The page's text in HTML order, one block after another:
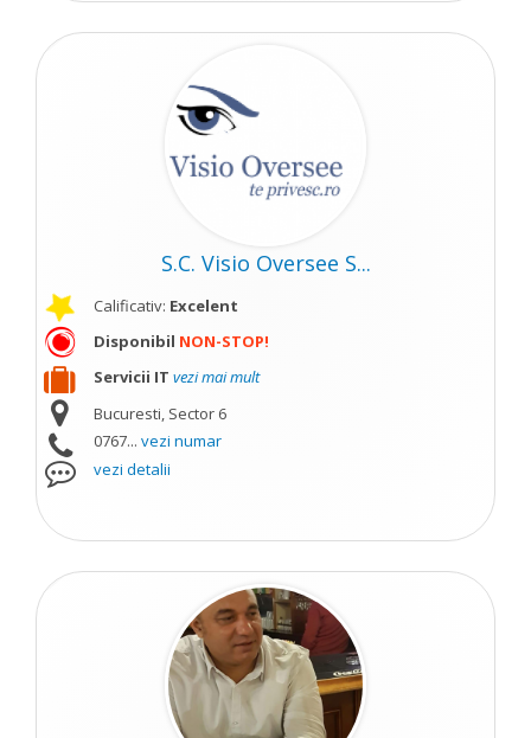
S.C. Visio Oversee S...
Calificativ: Excelent
Disponibil NON-STOP!
Servicii IT vezi mai mult
Bucuresti, Sector 6
0767... vezi numar
vezi detalii